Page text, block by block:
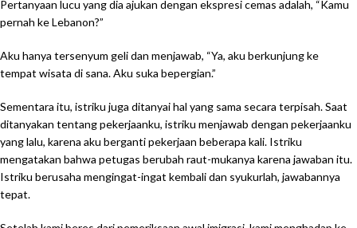
Pertanyaan lucu yang dia ajukan dengan ekspresi cemas adalah, “Kamu
pernah ke Lebanon?”
Aku hanya tersenyum geli dan menjawab, “Ya, aku berkunjung ke
tempat wisata di sana. Aku suka bepergian.”
Sementara itu, istriku juga ditanyai hal yang sama secara terpisah. Saat
ditanyakan tentang pekerjaanku, istriku menjawab dengan pekerjaanku
yang lalu, karena aku berganti pekerjaan beberapa kali. Istriku
mengatakan bahwa petugas berubah raut-mukanya karena jawaban itu.
Istriku berusaha mengingat-ingat kembali dan syukurlah, jawabannya
tepat.